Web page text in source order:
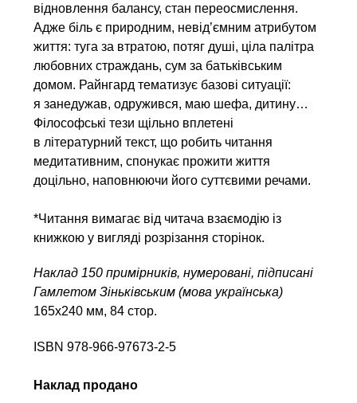
відновлення балансу, стан переосмислення.
Адже біль є природним, невід’ємним атрибутом
життя: туга за втратою, потяг душі, ціла палітра
любовних страждань, сум за батьківським
домом. Райнгард тематизує базові ситуації:
я занедужав, одружився, маю шефа, дитину…
Філософські тези щільно вплетені
в літературний текст, що робить читання
медитативним, спонукає прожити життя
доцільно, наповнюючи його суттєвими речами.
*Читання вимагає від читача взаємодію із
книжкою у вигляді розрізання сторінок.
Наклад 150 примірників, нумеровані, підписані
Гамлетом Зіньківським (мова українська)
165х240 мм, 84 стор.
ISBN 978-966-97673-2-5
Наклад продано